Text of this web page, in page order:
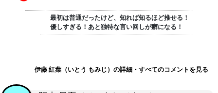
最初は普通だったけど、知れば知るほど推せる！
優しすぎる！あと独特な言い回しが癖になる！
伊藤 紅葉（いとう もみじ）の詳細・すべてのコメントを見る